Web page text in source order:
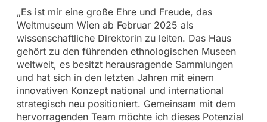
„Es ist mir eine große Ehre und Freude, das
Weltmuseum Wien ab Februar 2025 als
wissenschaftliche Direktorin zu leiten. Das Haus
gehört zu den führenden ethnologischen Museen
weltweit, es besitzt herausragende Sammlungen
und hat sich in den letzten Jahren mit einem
innovativen Konzept national und international
strategisch neu positioniert. Gemeinsam mit dem
hervorragenden Team möchte ich dieses Potenzial